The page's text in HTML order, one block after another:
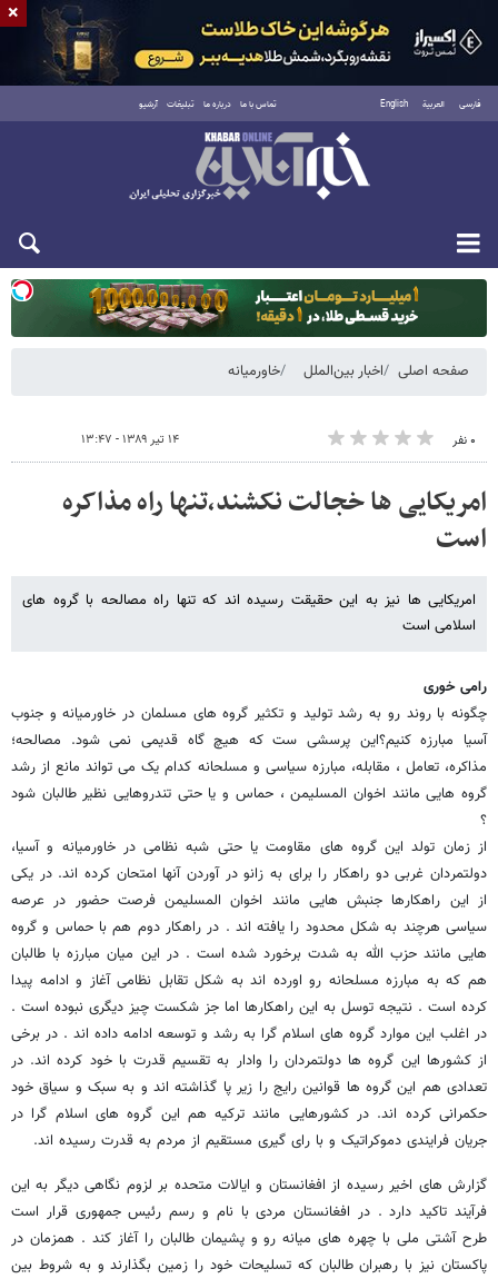
فارسی العربية English تماس با ما درباره ما تبلیغات آرشیو
یکشنبه ۱۸ مرداد ۱۴۰۵
صفحه اصلی اخبار بین‌الملل خاورمیانه
۰ نفر ۱۴ تیر ۱۳۸۹ - ۱۳:۴۷
امریکایی ها خجالت نکشند،تنها راه مذاکره
است
امریکایی ها نیز به این حقیقت رسیده اند که تنها راه مصالحه با گروه های
اسلامی است
رامی خوری
چگونه با روند رو به رشد تولید و تکثیر گروه های مسلمان در خاورمیانه و جنوب
آسیا مبارزه کنیم؟این پرسشی ست که هیچ گاه قدیمی نمی شود. مصالحه؛
مذاکره، تعامل ، مقابله، مبارزه سیاسی و مسلحانه کدام یک می تواند مانع از رشد
گروه هایی مانند اخوان المسلیمن ، حماس و یا حتی تندروهایی نظیر طالبان شود
؟
از زمان تولد این گروه های مقاومت یا حتی شبه نظامی در خاورمیانه و آسیا،
دولتمردان غربی دو راهکار را برای به زانو در آوردن آنها امتحان کرده اند. در یکی
از این راهکارها جنبش هایی مانند اخوان المسلیمن فرصت حضور در عرصه
سیاسی هرچند به شکل محدود را یافته اند . در راهکار دوم هم با حماس و گروه
هایی مانند حزب الله به شدت برخورد شده است . در این میان مبارزه با طالبان
هم که به مبارزه مسلحانه رو اورده اند به شکل تقابل نظامی آغاز و ادامه پیدا
کرده است . نتیجه توسل به این راهکارها اما جز شکست چیز دیگری نبوده است .
در اغلب این موارد گروه های اسلام گرا به رشد و توسعه ادامه داده اند . در برخی
از کشورها این گروه ها دولتمردان را وادار به تقسیم قدرت با خود کرده اند. در
تعدادی هم این گروه ها قوانین رایج را زیر پا گذاشته اند و به سبک و سیاق خود
حکمرانی کرده اند. در کشورهایی مانند ترکیه هم این گروه های اسلام گرا در
جریان فرایندی دموکراتیک و با رای گیری مستقیم از مردم به قدرت رسیده اند.
گزارش های اخیر رسیده از افغانستان و ایالات متحده بر لزوم نگاهی دیگر به این
فرآیند تاکید دارد . در افغانستان مردی با نام و رسم رئیس جمهوری قرار است
طرح آشتی ملی با چهره های میانه رو و پشیمان طالبان را آغاز کند . همزمان در
پاکستان نیز با رهبران طالبان که تسلیحات خود را زمین بگذارند و به شروط بین
×